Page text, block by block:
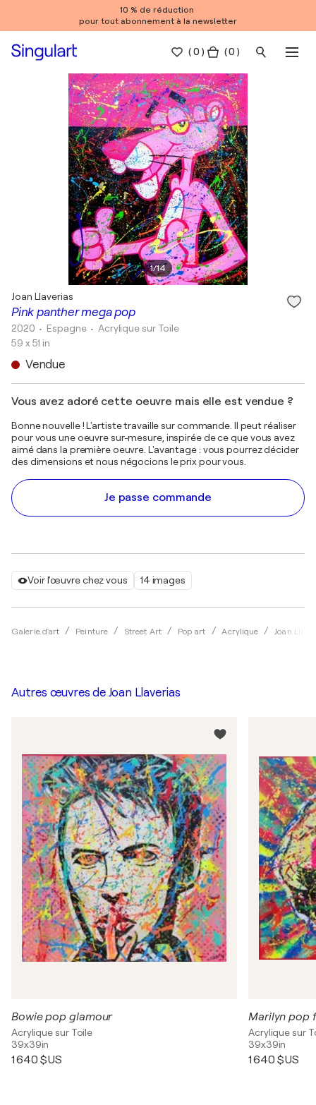
10 % de réduction
pour tout abonnement à la newsletter
(0 ) ( 0 )
1/14
Voir l'œuvre chez vous 14 images
Galerie d'art Peinture Street Art Pop art Acrylique Joan
Pink panther mega pop
Joan Llaverias
2020 • Espagne • Acrylique sur Toile
59 x 51 in
Vendue
Vous avez adoré cette oeuvre mais elle est vendue ?
Bonne nouvelle ! L'artiste travaille sur commande. Il peut réaliser
pour vous une oeuvre sur-mesure, inspirée de ce que vous avez
aimé dans la première oeuvre. L'avantage : vous pourrez décider
des dimensions et nous négocions le prix pour vous.
Je passe commande
Autres œuvres de Joan Llaverias
Bowie pop glamour
Acrylique sur Toile
39x39in
1 640 $US
Marilyn pop
Acrylique sur
39x39in
1 640 $US